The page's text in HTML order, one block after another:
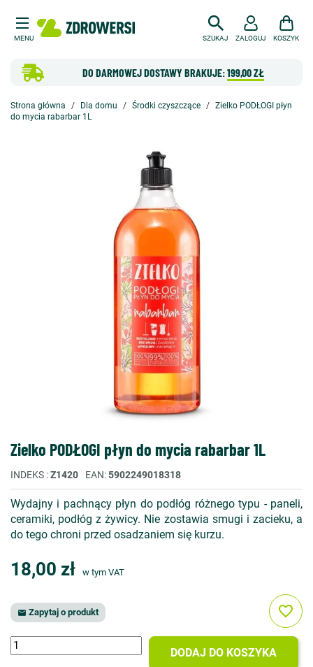
MENU SZUKAJ
DO DARMOWEJ DOSTAWY BRAKUJE:199,00 ZŁ
ZALOGUJ KOSZYK
Strona główna Dla domu Środki czyszczące
Zielko PODŁOGI płyn
do mycia rabarbar 1L
Zielko PODŁOGI płyn do mycia rabarbar 1L
INDEKS Z1420 EAN 5902249018318
Wydajny i pachnący płyn do podłóg różnego typu - paneli,
ceramiki, podłóg z żywicy. Nie zostawia smugi i zacieku, a
do tego chroni przed osadzaniem się kurzu.
18,00 zł w tym VAT
 Zapytaj o produkt
DODAJ DO KOSZYKA
favorite_border